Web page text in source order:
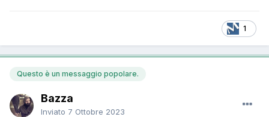
1
Questo è un messaggio popolare.
Bazza
Inviato 7 Ottobre 2023